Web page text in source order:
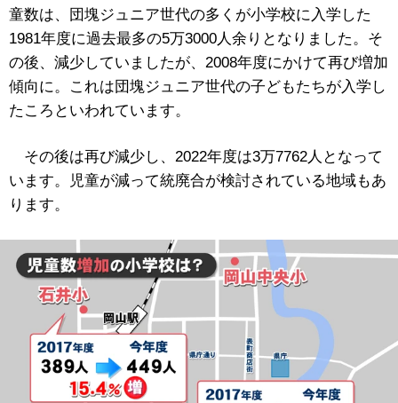
童数は、団塊ジュニア世代の多くが小学校に入学した
1981年度に過去最多の5万3000人余りとなりました。そ
の後、減少していましたが、2008年度にかけて再び増加
傾向に。これは団塊ジュニア世代の子どもたちが入学し
たころといわれています。
その後は再び減少し、2022年度は3万7762人となって
います。児童が減って統廃合が検討されている地域もあ
ります。